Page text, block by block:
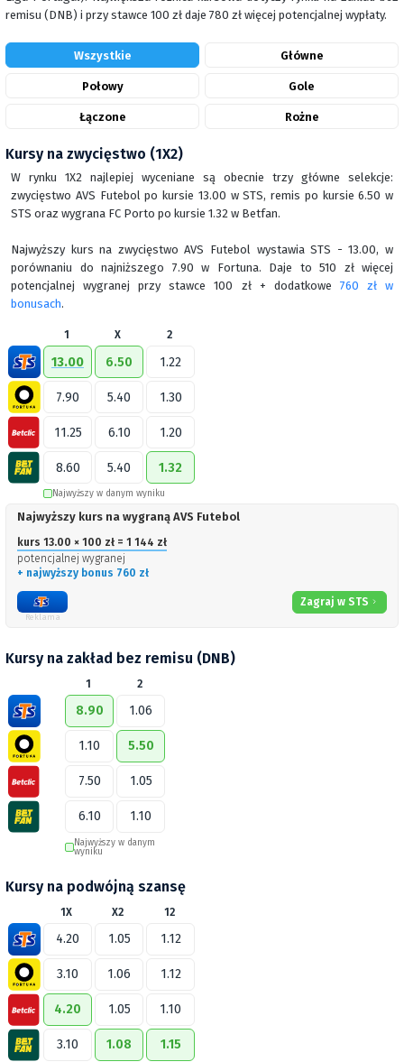
remisu (DNB) i przy stawce 100 zł daje 780 zł więcej potencjalnej wypłaty.
Wszystkie Główne
Połowy Gole
Łączone Rożne
Kursy na zwycięstwo (1X2)
W rynku 1X2 najlepiej wyceniane są obecnie trzy główne selekcje:
zwycięstwo AVS Futebol po kursie 13.00 w STS, remis po kursie 6.50 w
STS oraz wygrana FC Porto po kursie 1.32 w Betfan.
Najwyższy kurs na zwycięstwo AVS Futebol wystawia STS - 13.00, w
porównaniu do najniższego 7.90 w Fortuna. Daje to 510 zł więcej
potencjalnej wygranej przy stawce 100 zł + dodatkowe 760 zł w
bonusach.
1 X 2
13.00 6.50 1.22
7.90 5.40 1.30
11.25 6.10 1.20
8.60 5.40 1.32
Najwyższy w danym wyniku
Najwyższy kurs na wygraną AVS Futebol
kurs 13.00 × 100 zł = 1 144 zł
potencjalnej wygranej
+ najwyższy bonus 760 zł
Zagraj w STS
Reklama
Kursy na zakład bez remisu (DNB)
1 2
8.90 1.06
1.10 5.50
7.50 1.05
6.10 1.10
Najwyższy w danym
wyniku
Kursy na podwójną szansę
1X X2 12
4.20 1.05 1.12
3.10 1.06 1.12
4.20 1.05 1.10
3.10 1.08 1.15